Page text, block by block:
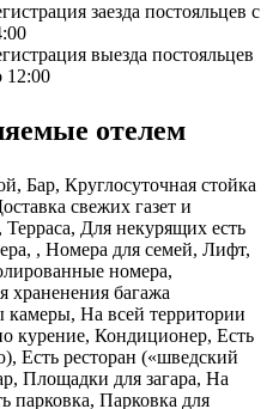
заезда постояльцев с
выезда постояльцев
12:00
отелем
Бар, Круглосуточная стойка
свежих газет и
Для некурящих есть
, Номера для семей, Лифт,
номера,
храненения багажа
камеры, На всей территории
курение, Кондиционер, Есть
Есть ресторан («шведский
Площадки для загара, На
парковка, Парковка для